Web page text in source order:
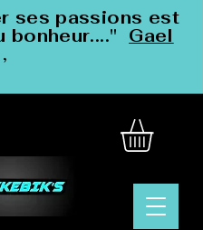
ses passions est
bonheur...." Gael
,